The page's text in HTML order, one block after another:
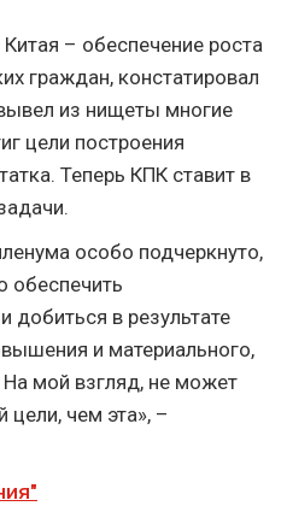
– обеспечение роста
граждан, констатировал
из нищеты многие
цели построения
Теперь КПК ставит в
особо подчеркнуто,
обеспечить
добиться в результате
и материального,
На мой взгляд, не может
чем эта», –